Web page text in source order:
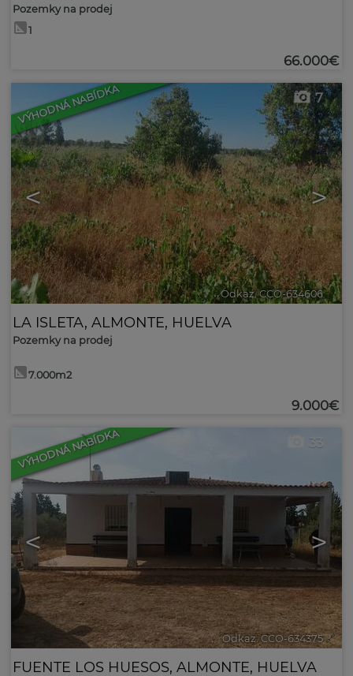
Pozemky na prodej
1
66.000€
VÝHODNÁ NABÍDKA
< >
7
Odkaz. CCO-634606 🔗
LA ISLETA, ALMONTE, HUELVA
Pozemky na prodej
7.000m2
9.000€
VÝHODNÁ NABÍDKA
< >
33
Odkaz. CCO-634375 🔗
FUENTE LOS HUESOS, ALMONTE, HUELVA